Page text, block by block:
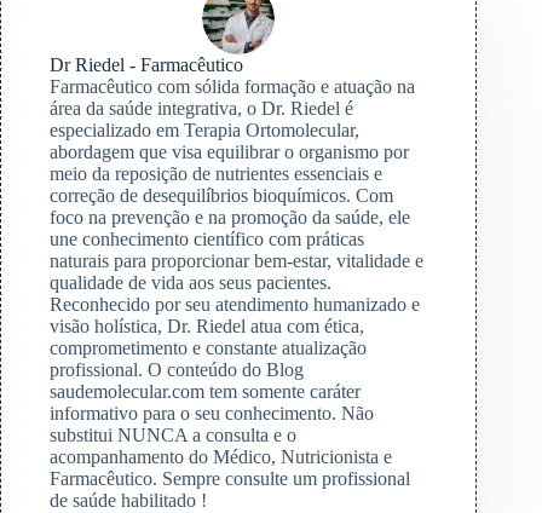
Dr Riedel - Farmacêutico
Farmacêutico com sólida formação e atuação na
área da saúde integrativa, o Dr. Riedel é
especializado em Terapia Ortomolecular,
abordagem que visa equilibrar o organismo por
meio da reposição de nutrientes essenciais e
correção de desequilíbrios bioquímicos. Com
foco na prevenção e na promoção da saúde, ele
une conhecimento científico com práticas
naturais para proporcionar bem-estar, vitalidade e
qualidade de vida aos seus pacientes.
Reconhecido por seu atendimento humanizado e
visão holística, Dr. Riedel atua com ética,
comprometimento e constante atualização
profissional. O conteúdo do Blog
saudemolecular.com tem somente caráter
informativo para o seu conhecimento. Não
substitui NUNCA a consulta e o
acompanhamento do Médico, Nutricionista e
Farmacêutico. Sempre consulte um profissional
de saúde habilitado !